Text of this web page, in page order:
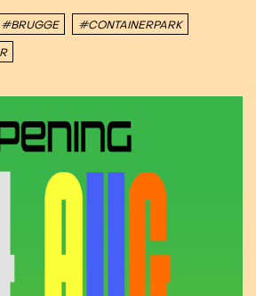
#BRUGGE #CONTAINERPARK